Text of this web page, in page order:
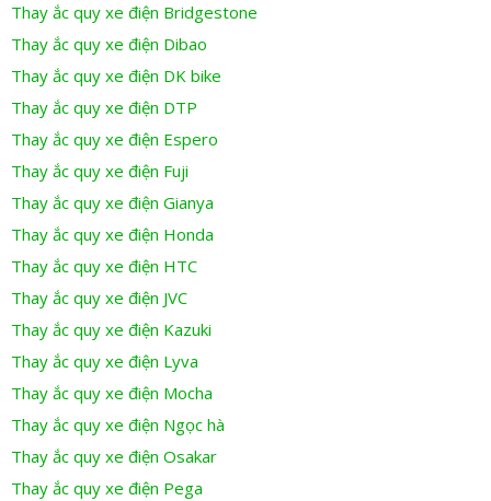
Thay ắc quy xe điện Bridgestone
Thay ắc quy xe điện Dibao
Thay ắc quy xe điện DK bike
Thay ắc quy xe điện DTP
Thay ắc quy xe điện Espero
Thay ắc quy xe điện Fuji
Thay ắc quy xe điện Gianya
Thay ắc quy xe điện Honda
Thay ắc quy xe điện HTC
Thay ắc quy xe điện JVC
Thay ắc quy xe điện Kazuki
Thay ắc quy xe điện Lyva
Thay ắc quy xe điện Mocha
Thay ắc quy xe điện Ngọc hà
Thay ắc quy xe điện Osakar
Thay ắc quy xe điện Pega